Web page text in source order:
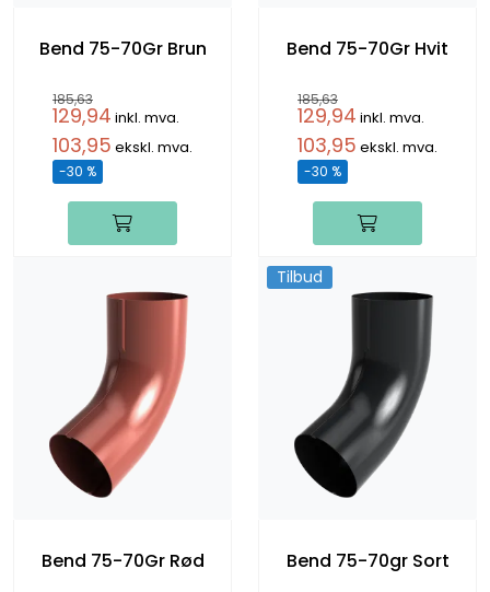
Bend 75-70Gr Brun
185,63
129,94 inkl. mva.
103,95 ekskl. mva.
-30 %
Bend 75-70Gr Hvit
185,63
129,94 inkl. mva.
103,95 ekskl. mva.
-30 %
Bend 75-70Gr Rød
Tilbud
Bend 75-70gr Sort